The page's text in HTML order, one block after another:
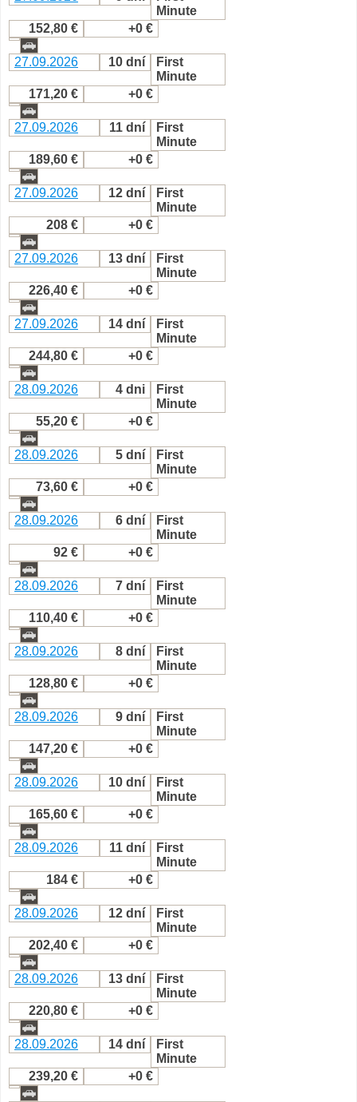
Minute
152,80 €
+0 €
27.09.2026 10 dní
First
Minute
171,20 €
+0 €
27.09.2026 11 dní
First
Minute
189,60 €
+0 €
27.09.2026 12 dní
First
Minute
208 €
+0 €
27.09.2026 13 dní
First
Minute
226,40 €
+0 €
27.09.2026 14 dní
First
Minute
244,80 €
+0 €
28.09.2026 4 dni
First
Minute
55,20 €
+0 €
28.09.2026 5 dní
First
Minute
73,60 €
+0 €
28.09.2026 6 dní
First
Minute
92 €
+0 €
28.09.2026 7 dní
First
Minute
110,40 €
+0 €
28.09.2026 8 dní
First
Minute
128,80 €
+0 €
28.09.2026 9 dní
First
Minute
147,20 €
+0 €
28.09.2026 10 dní
First
Minute
165,60 €
+0 €
28.09.2026 11 dní
First
Minute
184 €
+0 €
28.09.2026 12 dní
First
Minute
202,40 €
+0 €
28.09.2026 13 dní
First
Minute
220,80 €
+0 €
28.09.2026 14 dní
First
Minute
239,20 €
+0 €